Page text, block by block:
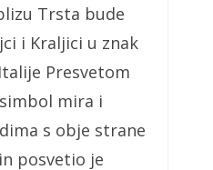
Trsta bude
i Kraljici u znak
Presvetom
mira i
s obje strane
posvetio je